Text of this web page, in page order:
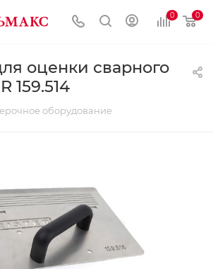
0 0
оценки сварного
159.514
оборудование